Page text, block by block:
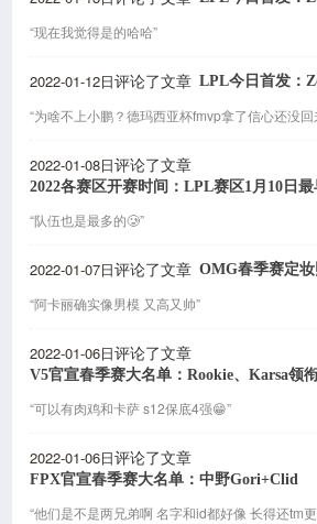
“现在我觉得是的哈哈”
2022-01-12日评论了文章 LPL今日首发：
“为啥不上小鹏？德玛西亚杯fmvp拿了信心还没回
2022-01-08日评论了文章
2022各赛区开赛时间：LPL赛区1月10日最
“队伍也是最多的🥲”
2022-01-07日评论了文章 OMG春季赛定
“阿卡丽确实像男模 又高又帅”
2022-01-06日评论了文章
V5官宣春季赛大名单：Rookie、Karsa领
“可以有肉鸡和卡萨 s12保底4强😁”
2022-01-06日评论了文章
FPX官宣春季赛大名单：中野Gori+Clid
“他们是不是两兄弟啊 名字和id都好像 长得还tm